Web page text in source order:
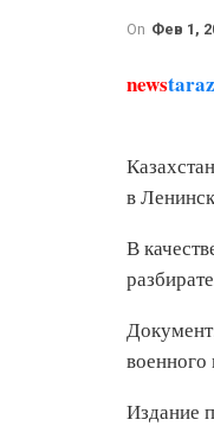
On Фев 1,
news
в
В
Издание